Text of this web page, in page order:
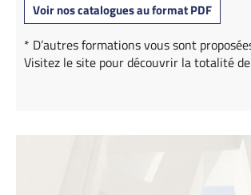
Voir nos catalogues au format PDF
* D’autres formations vous sont
Visitez le site pour découvrir la totalité